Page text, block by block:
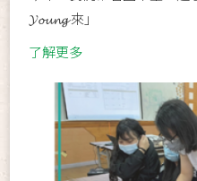
𝓨𝓸𝓾𝓷𝓰 來」
了解更多